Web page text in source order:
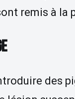
remis à la
des